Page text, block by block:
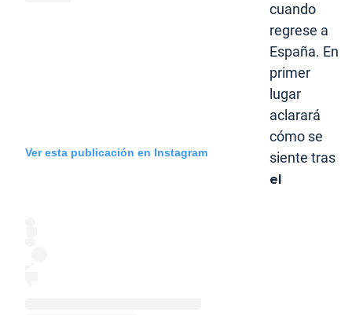
Ver esta publicación en Instagram
cuando
regrese a
España. En
primer
lugar
aclarará
cómo se
siente tras
el